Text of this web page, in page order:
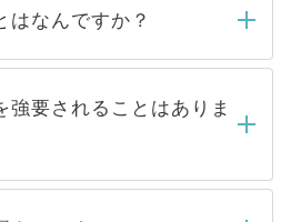
し、その後メールもしくは
業日以内にはご連絡をせて
で、しばらくお待ちくださ
はなんですか？
で取り扱っている求人の
Webサイトからご覧いただ
求人」です。非公開求人は
って、一般には公開してい
強要されることはありま
要することは一切ありませ